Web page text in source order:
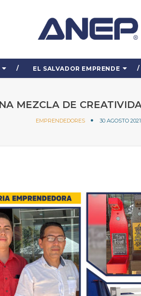
EL SALVADOR EMPRENDE
MEZCLA DE
EMPRENDEDORES 30 AGOSTO 2021